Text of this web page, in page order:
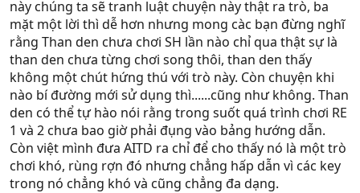
này chúng ta sẽ tranh luật chuyện này thật ra trò, ba
mặt một lời thì dễ hơn nhưng mong càc bạn đừng nghĩ
rằng Than den chưa chơi SH lần nào chỉ qua thật sự là
than den chưa từng chơi song thôi, than den thấy
không một chút hứng thú với trò này. Còn chuyện khi
nào bí đường mới sử dụng thì......cũng như không. Than
den có thể tự hào nói rằng trong suốt quá trình chơi RE
1 và 2 chưa bao giờ phải đụng vào bảng hướng dẫn.
Còn việt mình đưa AITD ra chỉ để cho thấy nó là một trò
chơi khó, rùng rợn đó nhưng chẳng hấp dẫn vì các key
trong nó chẳng khó và cũng chẳng đa dạng.